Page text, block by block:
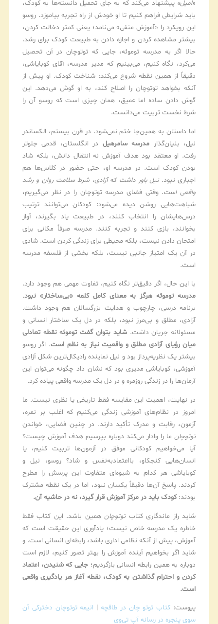
«امیل» پیشنهاد می‌کند که به جای تحمیل دانسته‌ها به کودک،
باید شرایطی فراهم کنیم تا او خودش از راه تجربه بیاموزد. روسو
این رویکرد را «آموزش منفی» می‌نامد؛ یعنی کمتر دخالت کردن،
بیشتر مشاهده کردن و اجازه دادن به طبیعت کودک برای رشد.
حالا اگر به مدرسه توموئه، جایی که توتوچان در آن تحصیل
می‌کرد، نگاه کنیم، می‌بینیم که مدیر مدرسه، آقای کوبایاشی،
دقیقاً از همین نقطه شروع می‌کند: شناخت کودک. او پیش از
آنکه بخواهد توتوچان را اصلاح کند، به او گوش می‌دهد. این
گوش دادن ساده اما عمیق، همان چیزی است که روسو آن را
شرط نخست تربیت می‌دانست.
اما داستان به همین‌جا ختم نمی‌شود. در قرن بیستم، الکساندر
نیل، بنیان‌گذار مدرسه سامرهیل در انگلستان، قدمی جلوتر
رفت. او معتقد بود هدف آموزش نه انتقال دانش، بلکه شاد
بودن کودک است. در مدرسه او، حتی حضور در کلاس‌ها هم
اجباری نبود.نیل باور داشت که آزادی، شرط سلامت روان و رشد
واقعی است. وقتی فضای مدرسه توتوچان را در نظر می‌گیریم،
شباهت‌هایی روشن دیده می‌شود: کودکان می‌توانند ترتیب
درس‌هایشان را انتخاب کنند، در طبیعت یاد بگیرند، آواز
بخوانند، بازی کنند و تجربه کنند. مدرسه صرفاً مکانی برای
امتحان دادن نیست، بلکه محیطی برای زندگی کردن است. شادی
در آن یک امتیاز جانبی نیست، بلکه بخشی از فلسفه مدرسه
است.
با این حال، اگر دقیق‌تر نگاه کنیم، تفاوت مهمی هم وجود دارد.
مدرسه توموئه هرگز به معنای کامل کلمه «بی‌ساختار» نبود.
برنامه درسی، چارچوب و هدایت بزرگسالان هم وجود داشت.
آزادی، مطلق و بی‌مرز نبود، بلکه در دل یک ساختار انسانی و
مسئولانه جریان داشت.شاید بتوان گفت توموئه نقطه تعادلی
میان رؤیای آزادی مطلق و واقعیت نیاز به نظم است. اگر روسو
بیشتر یک نظریه‌پرداز بود و نیل نماینده رادیکال‌ترین شکل آزادی
آموزشی، کوبایاشی مدیری بود که نشان داد چگونه می‌توان این
آرمان‌ها را در زندگی روزمره و در دل یک مدرسه واقعی پیاده کرد.
در نهایت، اهمیت این مقایسه فقط تاریخی یا نظری نیست. ما
امروز در نظام‌های آموزشی زندگی می‌کنیم که اغلب بر نمره،
آزمون، رقابت و مدرک تأکید دارند. در چنین فضایی، خواندن
توتوچانما را وادار می‌کند دوباره بپرسیم هدف آموزش چیست؟
آیا می‌خواهیم کودکانی موفق در آزمون‌ها تربیت کنیم، یا
انسان‌هایی کنجکاو، بااعتمادبه‌نفس و شاد؟ روسو، نیل و
کوبایاشی هر کدام به شیوه‌ای متفاوت این پرسش را مطرح
کردند. پاسخ آن‌ها دقیقاً یکسان نبود، اما در یک نقطه مشترک
بودند:کودک باید در مرکز آموزش قرار گیرد، نه در حاشیه آن.
شاید راز ماندگاری کتابتوتوچانهمین باشد. این کتاب فقط
خاطره یک مدرسه خاص نیست؛ یادآوری این حقیقت است که
آموزش، پیش از آنکه نظامی اداری باشد، رابطه‌ای انسانی است. و
شاید اگر بخواهیم آینده آموزش را بهتر تصور کنیم، لازم است
دوباره به همین رابطه انسانی بازگردیم؛جایی که شنیدن، اعتماد
کردن و احترام گذاشتن به کودک، نقطه آغاز هر یادگیری واقعی
است.
پیوست: کتاب توتو چان در طاقچه
انیمه توتوچان دخترکی آن
سوی پنجره در رسانه آپ تی‌وی